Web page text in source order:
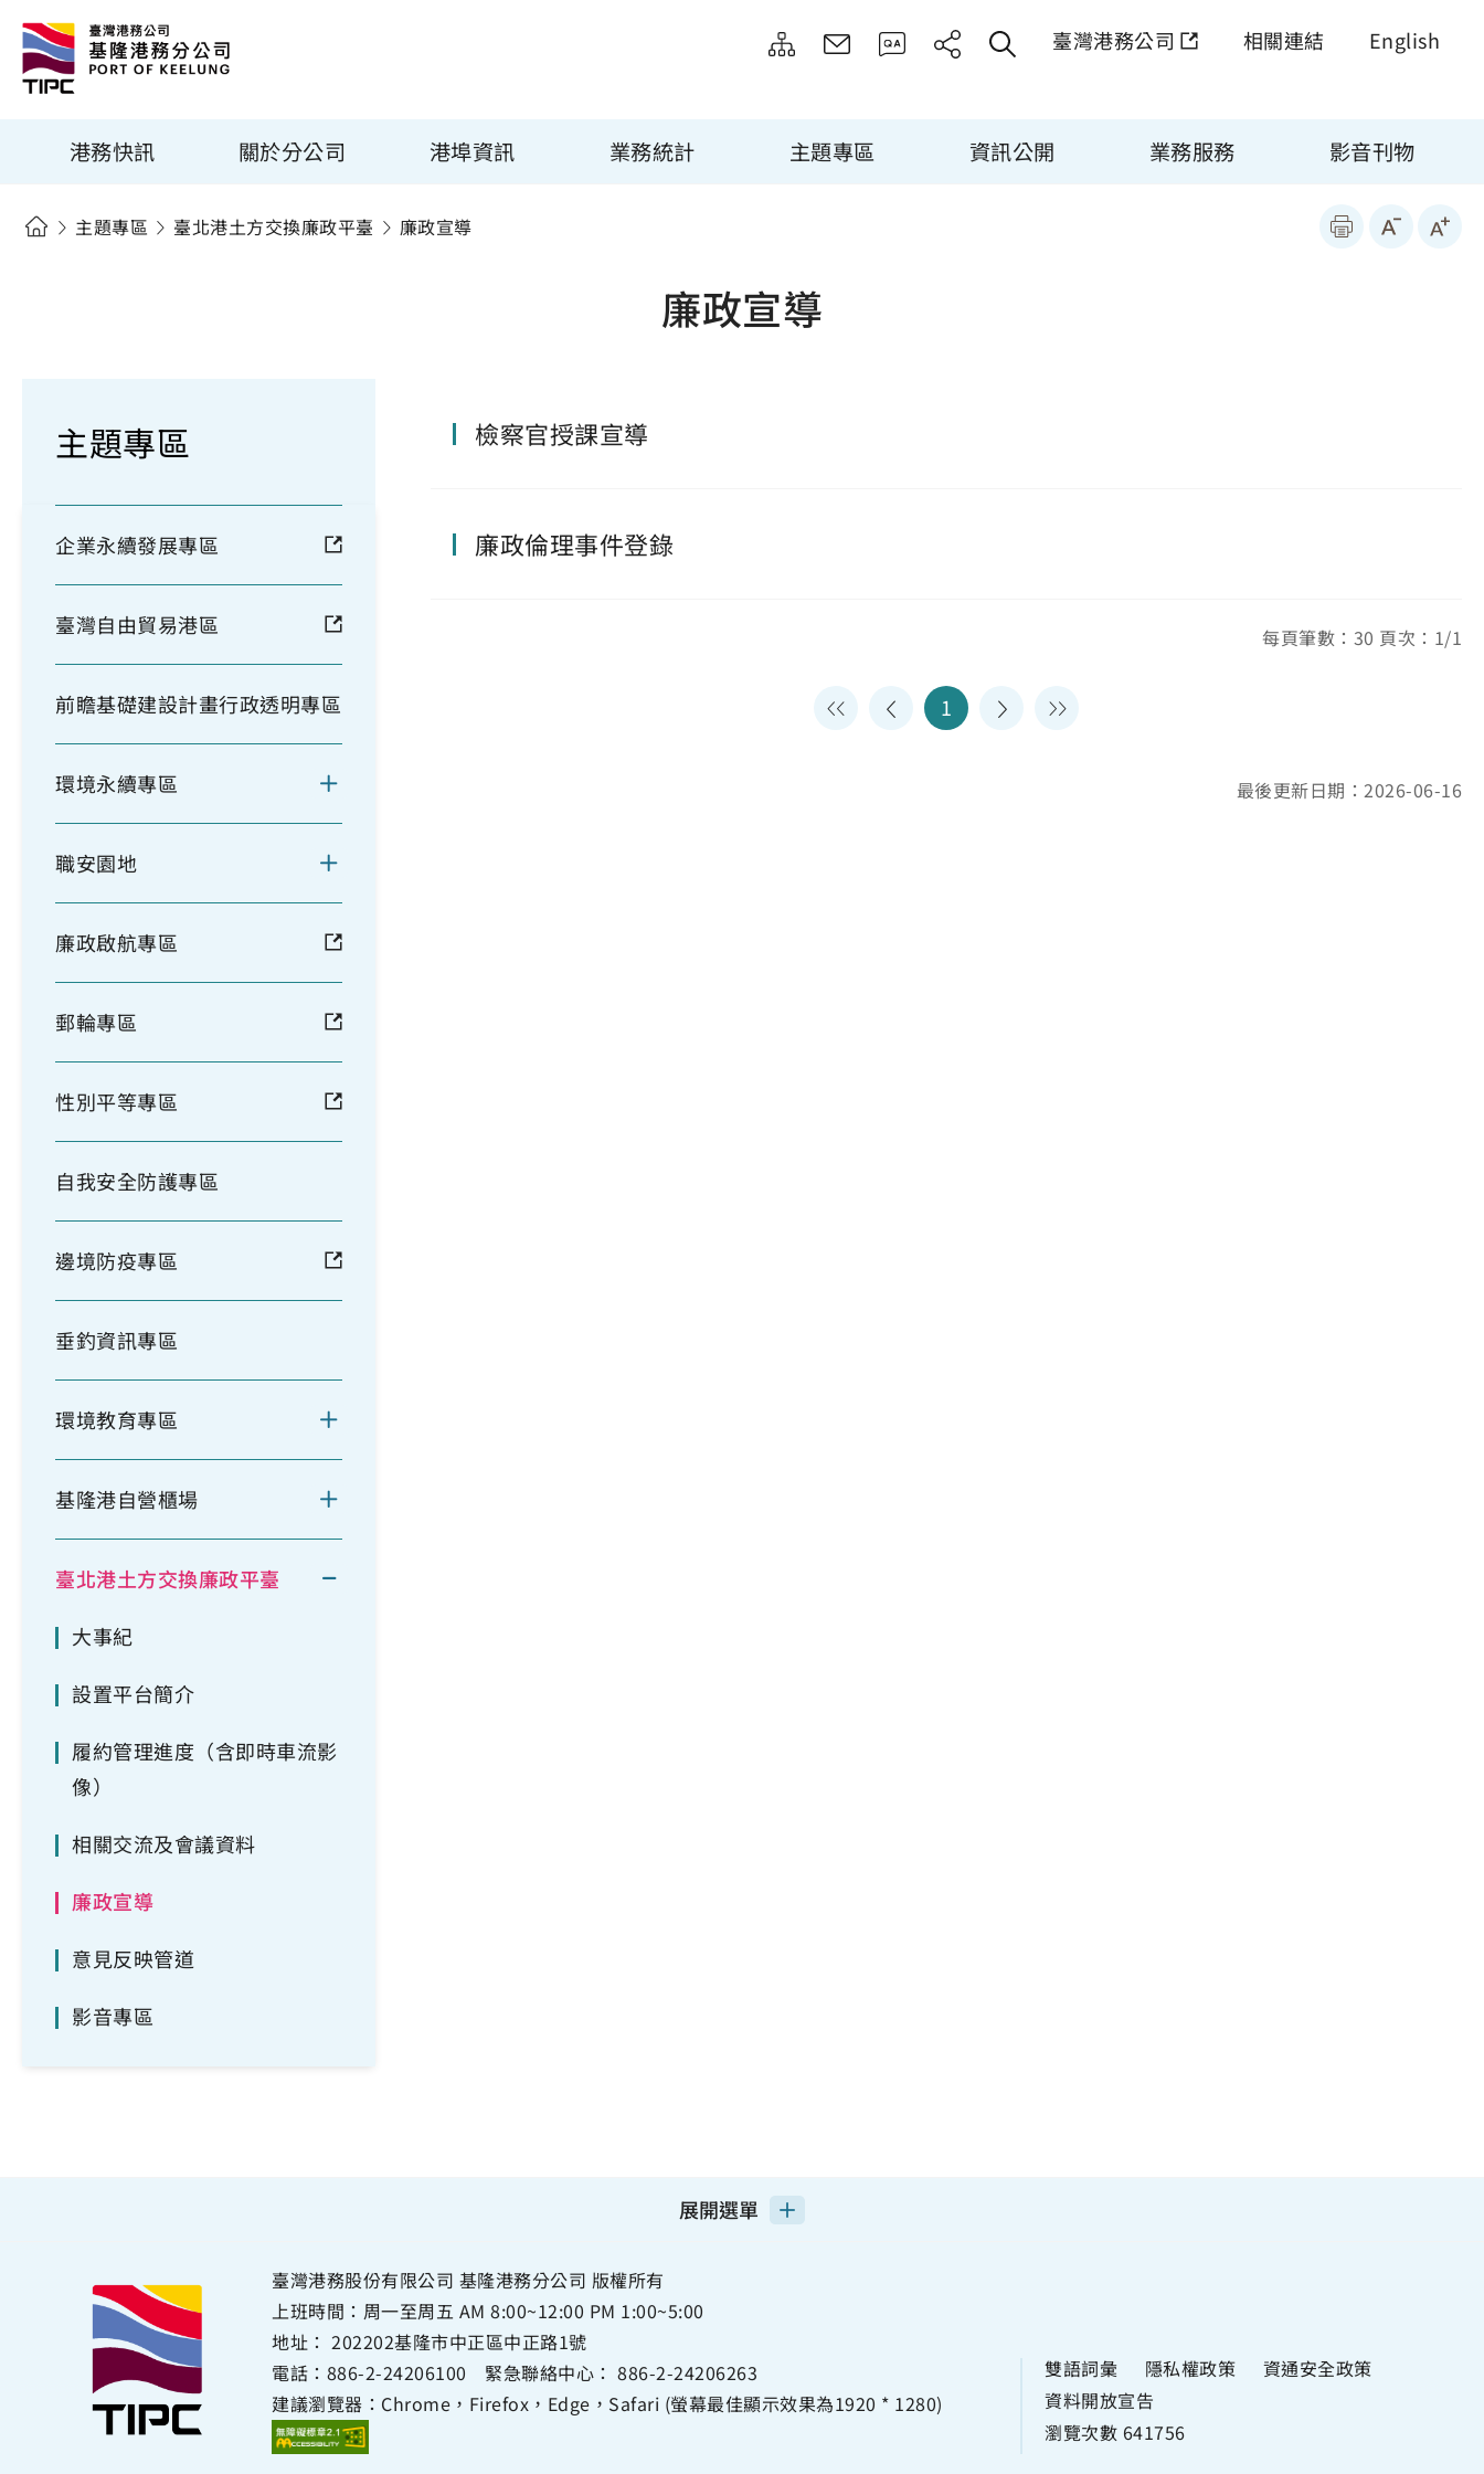
臺灣港務公司 相關連結 English
港務快訊 關於分公司 港埠資訊 業務統計 主題專區 資訊公開 業務服務 影音刊物
主題專區 臺北港土方交換廉政平臺 廉政宣導
廉政宣導
主題專區
企業永續發展專區
臺灣自由貿易港區
前瞻基礎建設計畫行政透明專區
環境永續專區
職安園地
廉政啟航專區
郵輪專區
性別平等專區
自我安全防護專區
邊境防疫專區
垂釣資訊專區
環境教育專區
基隆港自營櫃場
臺北港土方交換廉政平臺
大事紀
設置平台簡介
履約管理進度（含即時車流影
像）
相關交流及會議資料
廉政宣導
意見反映管道
影音專區
檢察官授課宣導
廉政倫理事件登錄
每頁筆數：30 頁次：1/1
1
最後更新日期：2026-06-16
展開選單
臺灣港務股份有限公司 基隆港務分公司 版權所有
上班時間：周一至周五 AM 8:00~12:00 PM 1:00~5:00
地址： 202202基隆市中正區中正路1號
電話： 886-2-24206100 緊急聯絡中心： 886-2-24206263
建議瀏覽器：Chrome，Firefox，Edge，Safari (螢幕最佳顯示效果為1920 * 1280)
雙語詞彙 隱私權政策
資通安全政策
資料開放宣告
瀏覽次數 641756